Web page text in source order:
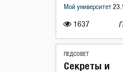
1637
Мой университет
ПЕДСОВЕТ
Секреты и